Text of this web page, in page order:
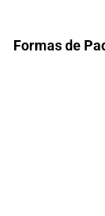
Formas de